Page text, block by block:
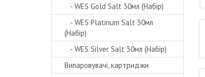
- WES Gold Salt 30мл (Набір)
- WES Platinum Salt 30мл
(Набір)
- WES Silver Salt 30мл (Набір)
Випаровувачі, картриджи